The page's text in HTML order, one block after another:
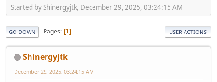
Started by Shinergyjtk, December 29, 2025, 03:24:15 AM
GO DOWN Pages 1 USER ACTIONS
Shinergyjtk
December 29, 2025, 03:24:15 AM